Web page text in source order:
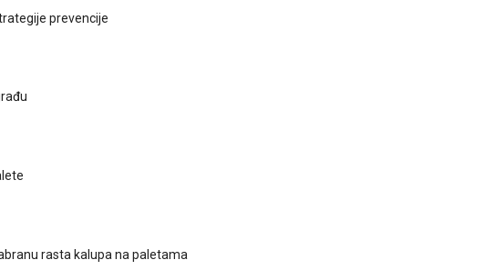
prevencije
rasta kalupa na paletama